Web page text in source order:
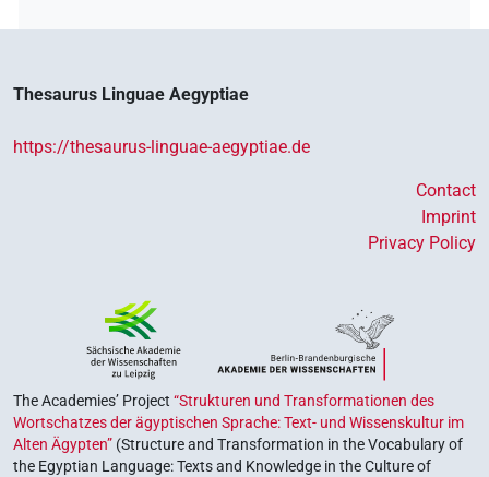
Thesaurus Linguae Aegyptiae
https://thesaurus-linguae-aegyptiae.de
Contact
Imprint
Privacy Policy
The Academies’ Project “Strukturen und Transformationen des
Wortschatzes der ägyptischen Sprache: Text- und Wissenskultur im
Alten Ägypten” (Structure and Transformation in the Vocabulary of
the Egyptian Language: Texts and Knowledge in the Culture of